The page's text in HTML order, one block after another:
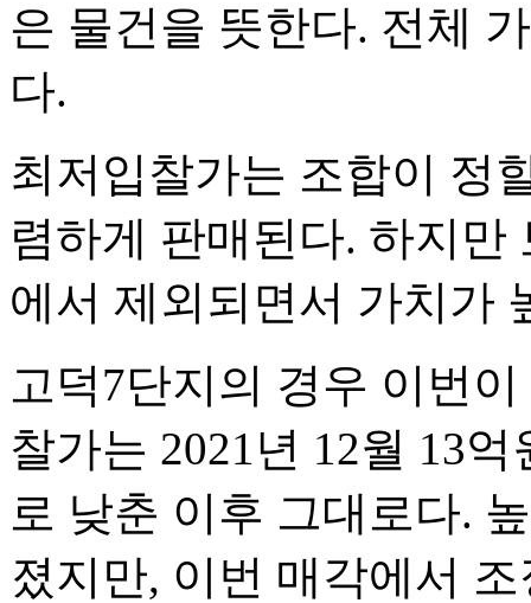
은 물건을 뜻한다. 전체
다.
최저입찰가는 조합이 정
렴하게 판매된다. 하지
에서 제외되면서 가치가
고덕7단지의 경우 이번
찰가는 2021년 12월 13
로 낮춘 이후 그대로다.
졌지만, 이번 매각에서